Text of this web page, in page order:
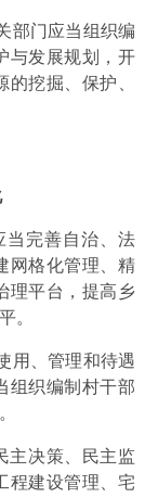
部门应当组织编
与发展规划，开
挖掘、保护、
当完善自治、法
网格化管理、精
理平台，提高乡
。
用、管理和待遇
组织编制村干部
主决策、民主监
程建设管理、宅